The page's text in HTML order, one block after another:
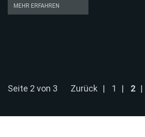
MEHR ERFAHREN
AUSSCHLAGUNG
Seite 2 von 3 Zurück 1 2